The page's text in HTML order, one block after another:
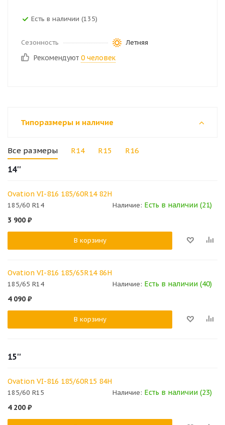
Есть в наличии (135)
Сезонность Летняя
Рекомендуют 0 человек
Типоразмеры и наличие
Все размеры R14 R15 R16
14''
Ovation VI-816 185/60R14 82H
185/60 R14 Наличие: Есть в наличии (21)
3 900 ₽
В корзину
Ovation VI-816 185/65R14 86H
185/65 R14 Наличие: Есть в наличии (40)
4 090 ₽
В корзину
15''
Ovation VI-816 185/60R15 84H
185/60 R15 Наличие: Есть в наличии (23)
4 200 ₽